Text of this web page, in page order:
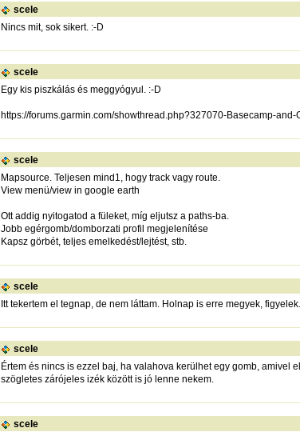
scele
Nincs mit, sok sikert. :-D
scele
Egy kis piszkálás és meggyógyul. :-D
https://forums.garmin.com/showthread.php?327070-Basecamp-
scele
Mapsource. Teljesen mind1, hogy track vagy route.
View menü/view in google earth
Ott addig nyitogatod a füleket, míg eljutsz a paths-ba.
Jobb egérgomb/domborzati profil megjelenítése
Kapsz görbét, teljes emelkedést/lejtést, stb.
scele
Itt tekertem el tegnap, de nem láttam. Holnap is erre megyek, figyelek.
scele
Értem és nincs is ezzel baj, ha valahova kerülhet egy gomb,
szögletes zárójeles izék között is jó lenne nekem.
scele